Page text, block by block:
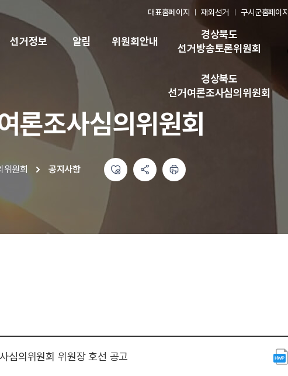
대표홈페이지 재외선거 구시군홈페이지
선거정보 알림 위원회안내
경상북도
선거방송토론위원회
경상북도
선거여론조사심의위원회
론조사심의위원회
원회 공지사항
심의위원회 위원장 호선 공고